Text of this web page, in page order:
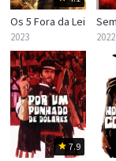
Os 5 Fora da Lei
2023 2022
7.9